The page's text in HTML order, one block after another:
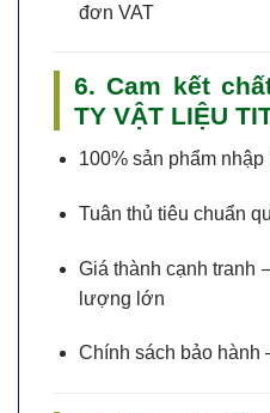
đơn VAT
6. Cam kết
TY VẬT LIỆU
100% sản phẩm
Tuân thủ tiêu chuẩn
Giá thành cạnh tranh
lượng lớn
Chính sách bảo hành